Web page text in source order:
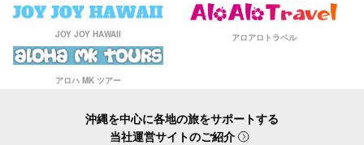
JOY JOY HAWAII アロアロトラベル
アロハ MK ツアー
沖縄を中心に各地の旅をサポートする
当社運営サイトのご紹介